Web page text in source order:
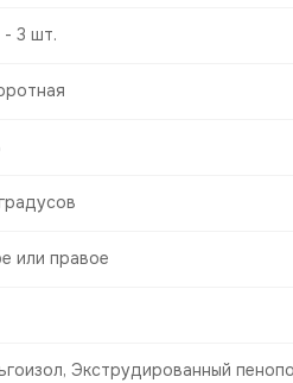
- 3 шт.
или правое
Экструдированный